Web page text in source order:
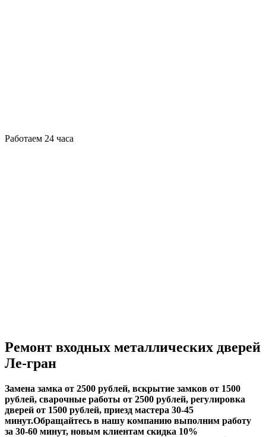
Работаем 24 часа
Ремонт входных металлических дверей
Ле-гран
Замена замка от 2500 рублей, вскрытие замков от 1500
рублей, сварочные работы от 2500 рублей, регулировка
дверей от 1500 рублей, приезд мастера 30-45
минут.Обращайтесь в нашу компанию выполним работу
за 30-60 минут, новым клиентам скидка 10%